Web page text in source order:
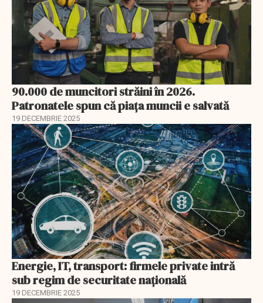
90.000 de muncitori străini în 2026.
Patronatele spun că piața muncii e salvată
19 DECEMBRIE 2025
Energie, IT, transport: firmele private intră
sub regim de securitate națională
19 DECEMBRIE 2025